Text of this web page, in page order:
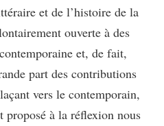
et de l’histoire de la
ouverte à des
et, de fait,
part des contributions
vers le contemporain,
proposé à la réflexion nous